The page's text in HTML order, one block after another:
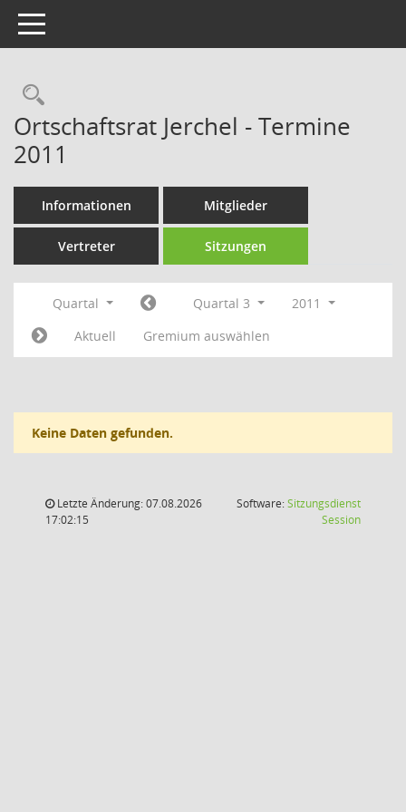
Toggle navigation
Rechercheauswahl
Ortschaftsrat Jerchel - Termine
2011
Informationen Mitglieder
Vertreter Sitzungen
Quartal Quartal 3
2011
Aktuell
Gremium auswählen
Keine Daten gefunden.
Letzte Änderung: 07.08.2026
17:02:15
Software:Sitzungsdienst
Session(Wird in